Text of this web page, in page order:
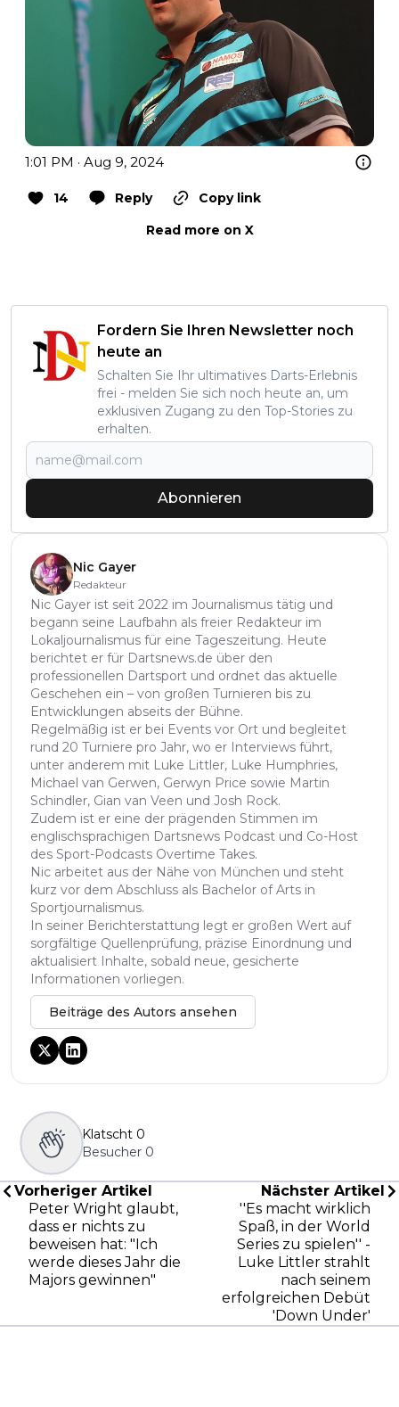
1:01 PM · Aug 9, 2024
14 Reply
Copy link
Read more on X
Fordern Sie Ihren Newsletter noch
heute an
Schalten Sie Ihr ultimatives Darts-Erlebnis
frei - melden Sie sich noch heute an, um
exklusiven Zugang zu den Top-Stories zu
erhalten.
Abonnieren
Nic Gayer
Redakteur
Nic Gayer ist seit 2022 im Journalismus tätig und
begann seine Laufbahn als freier Redakteur im
Lokaljournalismus für eine Tageszeitung. Heute
berichtet er für Dartsnews.de über den
professionellen Dartsport und ordnet das aktuelle
Geschehen ein – von großen Turnieren bis zu
Entwicklungen abseits der Bühne.
Regelmäßig ist er bei Events vor Ort und begleitet
rund 20 Turniere pro Jahr, wo er Interviews führt,
unter anderem mit Luke Littler, Luke Humphries,
Michael van Gerwen, Gerwyn Price sowie Martin
Schindler, Gian van Veen und Josh Rock.
Zudem ist er eine der prägenden Stimmen im
englischsprachigen Dartsnews Podcast und Co-Host
des Sport-Podcasts Overtime Takes.
Nic arbeitet aus der Nähe von München und steht
kurz vor dem Abschluss als Bachelor of Arts in
Sportjournalismus.
In seiner Berichterstattung legt er großen Wert auf
sorgfältige Quellenprüfung, präzise Einordnung und
aktualisiert Inhalte, sobald neue, gesicherte
Informationen vorliegen.
Beiträge des Autors ansehen
Klatscht 0
Besucher 0
Vorheriger Artikel
Peter Wright glaubt,
dass er nichts zu
beweisen hat: "Ich
werde dieses Jahr die
Majors gewinnen"
Nächster Artikel
''Es macht wirklich
Spaß, in der World
Series zu spielen'' -
Luke Littler strahlt
nach seinem
erfolgreichen Debüt
'Down Under'